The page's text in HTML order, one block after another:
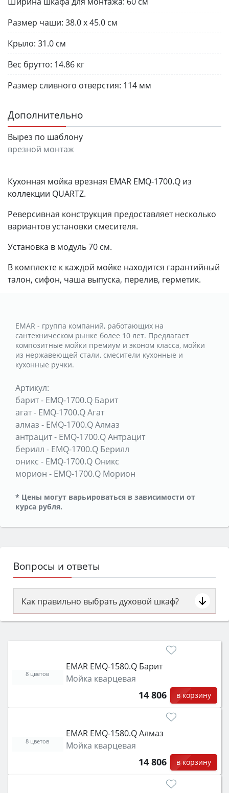
Размер чаши: 38.0 х 45.0 см
Крыло: 31.0 см
Вес брутто: 14.86 кг
Размер сливного отверстия: 114 мм
Дополнительно
Вырез по шаблону
врезной монтаж
Кухонная мойка врезная EMAR EMQ-1700.Q из
коллекции QUARTZ.
Реверсивная конструкция предоставляет несколько
вариантов установки смесителя.
Установка в модуль 70 см.
В комплекте к каждой мойке находится гарантийный
талон, сифон, чаша выпуска, перелив, герметик.
EMAR - группа компаний, работающих на
сантехническом рынке более 10 лет. Предлагает
композитные мойки премиум и эконом класса, мойки
из нержавеющей стали, смесители кухонные и
кухонные ручки.
Артикул:
барит- EMQ-1700.Q Барит
агат- EMQ-1700.Q Агат
алмаз - EMQ-1700.Q Алмаз
антрацит- EMQ-1700.Q Антрацит
берилл - EMQ-1700.Q Берилл
оникс - EMQ-1700.Q Оникс
морион - EMQ-1700.Q Морион
* Цены могут варьироваться в зависимости от
курса рубля.
Вопросы и ответы
Как правильно выбрать духовой шкаф?
Сначала определитесь с типом (газовый или
затем смотрите на объём 50–70 л для семьи,
функции (конвекция, гриль, самоочистка,
защита от детей).
EMAR EMQ-1580.Q Барит
Мойка кварцевая
14 806 в корзину
8 цветов
EMAR EMQ-1580.Q Алмаз
Мойка кварцевая
14 806 в корзину
8 цветов